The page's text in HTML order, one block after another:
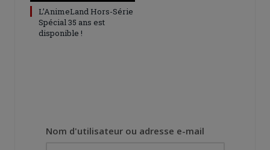
L’AnimeLand Hors-Série
Spécial 35 ans est
disponible !
Nom d'utilisateur ou adresse e-mail